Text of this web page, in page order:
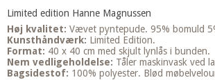
Limited edition Hanne Magnussen
Høj kvalitet: Vævet pyntepude. 95% bomuld
Kunsthåndværk: Limited Edition.
Format: 40 x 40 cm med skjult lynlås i bunden.
Nem vedligeholdelse: Tåler maskinvask ved
Bagsidestof: 100% polyester. Blød